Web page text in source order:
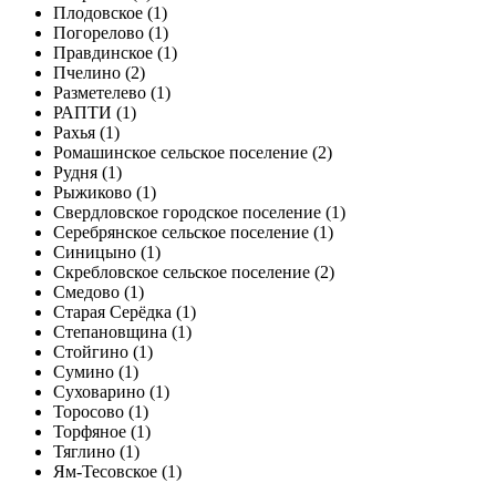
Плодовское (1)
Погорелово (1)
Правдинское (1)
Пчелино (2)
Разметелево (1)
РАПТИ (1)
Рахья (1)
Ромашинское сельское поселение (2)
Рудня (1)
Рыжиково (1)
Свердловское городское поселение (1)
Серебрянское сельское поселение (1)
Синицыно (1)
Скребловское сельское поселение (2)
Смедово (1)
Старая Серёдка (1)
Степановщина (1)
Стойгино (1)
Сумино (1)
Суховарино (1)
Торосово (1)
Торфяное (1)
Тяглино (1)
Ям-Тесовское (1)